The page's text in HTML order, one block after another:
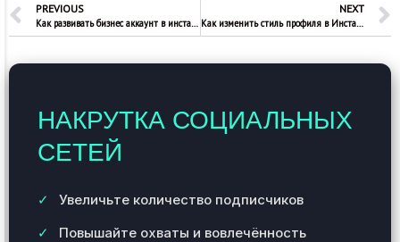
PREVIOUS
Как развивать бизнес аккаунт в инстаграм
NEXT
Как изменить стиль профиля в Инстаграм
НАКРУТКА СОЦИАЛЬНЫХ
СЕТЕЙ
Увеличьте количество подписчиков
Повышайте охваты и вовлечённость